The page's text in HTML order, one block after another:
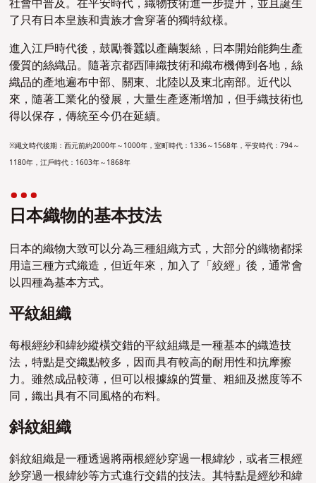
社會中普及。在平安時代，織物技術進一步提升，並且誕生
了只有日本皇族和貴族才會穿著的獨特紋樣。
進入江戶時代後，鼓勵養蠶以產繭製絲，日本開始能夠生產
優質的絲織品。隨著京都西陣織技術和織布機傳到各地，絲
織品的產地遍布中部、關東、北陸以及東北南部。近代以
來，隨著工業化的發展，大量生產逐漸增加，但手織技術也
得以保存，傳統至今仍在延續。
※繩文時代後期：西元前約2000年～1000年，室町時代：1336～1568年，平安時代：794～
1180年，江戶時代：1603年～1868年
日本織物的基本技法
日本的織物大致可以分為三種組織方式，大部分的織物都採
用這三種方式織造，但近年來，加入了「絞經」後，通常會
以四種為基本方式。
平紋組織
每根經紗和緯紗縱橫交錯的平紋組織是一種基本的織造技
法，特點是交織點較多，因而具有較高的耐用性和抗摩擦
力。雖然成品較薄，但可以根據線的質量、粗細及撚度等不
同，織出具有不同風格的布料。
斜紋組織
斜紋組織是一種透過將兩根經紗穿過一根緯紗，或者三根經
紗穿過一根緯紗等方式進行交錯的技法。其特點是經紗和緯